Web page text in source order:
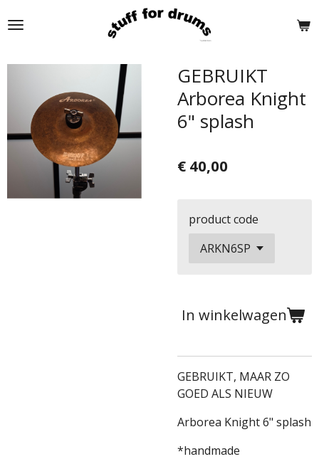
direct
de
GEBRUIKT
Arborea Knight
6" splash
€ 40,00
product code
In winkelwagen
GEBRUIKT, MAAR ZO
GOED ALS NIEUW
Arborea Knight 6" splash
*handmade